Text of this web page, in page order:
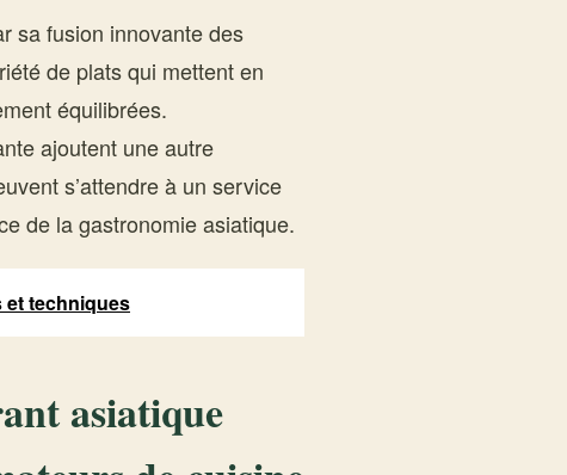
sa fusion innovante des
de plats qui mettent en
équilibrées.
ajoutent une autre
s’attendre à un service
de la gastronomie asiatique.
et techniques
asiatique